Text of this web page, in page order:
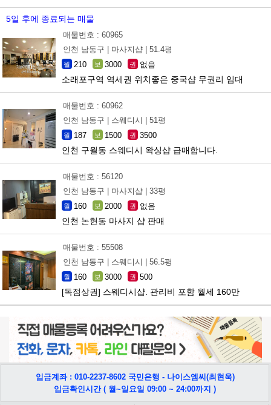
5일 후에 종료되는 매물
매물번호 : 60965
인천 남동구 |
마사지샵 | 51.4평
월 210 보 3000 권 없음
소래포구역 역세권 위치좋은 중국샵 무권리 임대
매물번호 : 60962
인천 남동구 |
스웨디시 | 51평
월 187 보 1500 권 3500
인천 구월동 스웨디시 왁싱샵 급매합니다.
매물번호 : 56120
인천 남동구 |
마사지샵 | 33평
월 160 보 2000 권 없음
인천 논현동 마사지 샵 판매
매물번호 : 55508
인천 남동구 |
스웨디시 | 56.5평
월 160 보 3000 권 500
[독점상권] 스웨디시샵. 관리비 포함 월세 160만
입금계좌 : 010-2237-8602 국민은행 - 나이스엠씨(최현욱)
입금확인시간 ( 월~일요일 09:00 ~ 24:00까지 )